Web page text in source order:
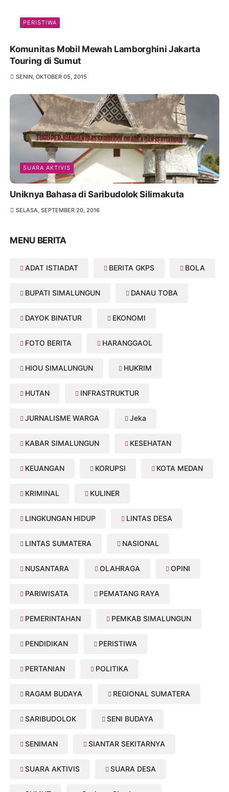
PERISTIWA
Komunitas Mobil Mewah Lamborghini Jakarta
Touring di Sumut
SENIN, OKTOBER 05, 2015
SUARA AKTIVIS
Uniknya Bahasa di Saribudolok Silimakuta
SELASA, SEPTEMBER 20, 2016
MENU BERITA
ADAT ISTIADAT BERITA GKPS BOLA
BUPATI SIMALUNGUN DANAU TOBA
DAYOK BINATUR EKONOMI
FOTO BERITA HARANGGAOL
HIOU SIMALUNGUN HUKRIM
HUTAN INFRASTRUKTUR
JURNALISME WARGA Jeka
KABAR SIMALUNGUN KESEHATAN
KEUANGAN KORUPSI KOTA MEDAN
KRIMINAL KULINER
LINGKUNGAN HIDUP LINTAS DESA
LINTAS SUMATERA NASIONAL
NUSANTARA OLAHRAGA OPINI
PARIWISATA PEMATANG RAYA
PEMERINTAHAN PEMKAB SIMALUNGUN
PENDIDIKAN PERISTIWA
PERTANIAN POLITIKA
RAGAM BUDAYA REGIONAL SUMATERA
SARIBUDOLOK SENI BUDAYA
SENIMAN SIANTAR SEKITARNYA
SUARA AKTIVIS SUARA DESA